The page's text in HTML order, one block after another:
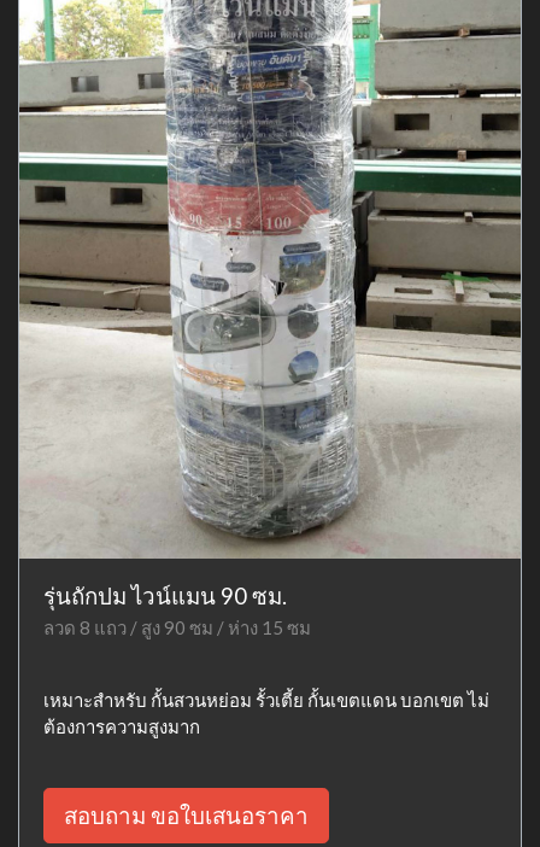
รุ่นถักปม ไวน์แมน 90 ซม.
ลวด 8 แถว / สูง 90 ซม / ห่าง 15 ซม
เหมาะสำหรับ กั้นสวนหย่อม รั้วเตี้ย กั้นเขตแดน บอกเขต ไม่
ต้องการความสูงมาก
สอบถาม ขอใบเสนอราคา